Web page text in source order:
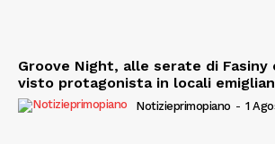
Groove Night, alle serate di Fasiny
visto protagonista in locali
Notizieprimopiano - 1